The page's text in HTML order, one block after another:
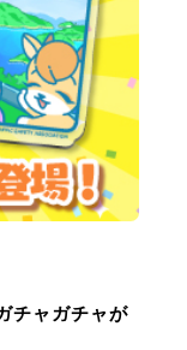
チャガチャが